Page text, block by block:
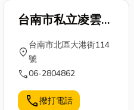
台南市私立凌雲文
理短期補習班
location_on
台南市北區大港街114
號
call06-2804862
call撥打電話